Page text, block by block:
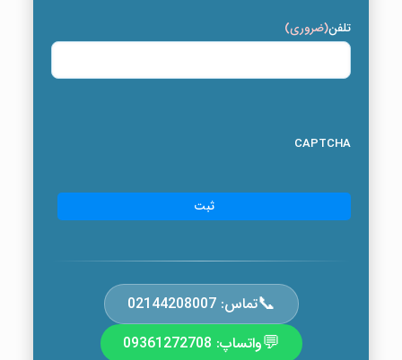
تلفن(ضروری)
CAPTCHA
📞تماس: 02144208007
💬واتساپ: 09361272708